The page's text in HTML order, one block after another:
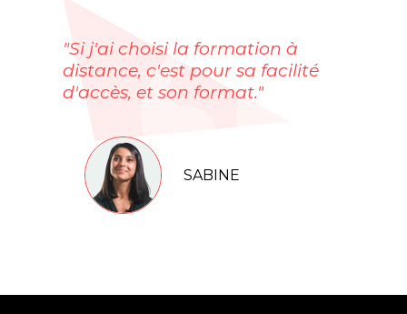
"Si j'ai choisi la formation à
distance, c'est pour sa facilité
d'accès, et son format."
SABINE